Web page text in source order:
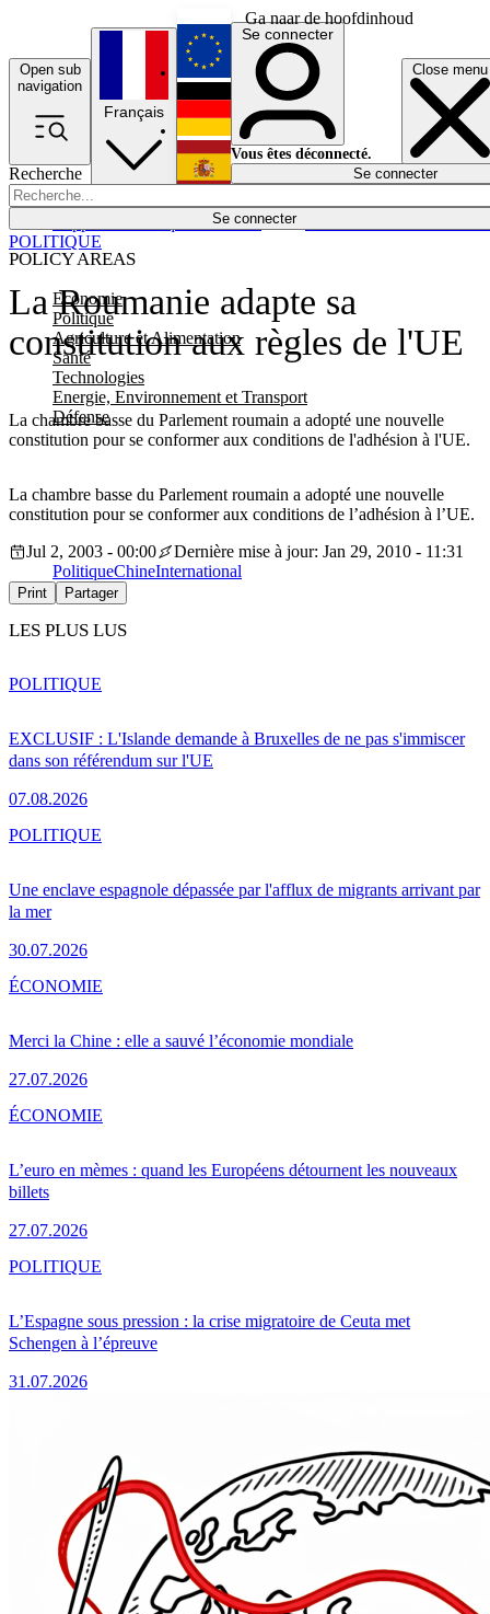
Ga naar de hoofdinhoud
Open sub
navigation
Close menu
Recherche
Se connecter
POLICY AREAS
Economie
Politique
Agriculture et Alimentation
Santé
Technologies
Energie, Environnement et Transport
Défense
Économie
Français
English
Deutsch
Español
Se connecter
Vous êtes déconnecté.
Se connecter
La Roumanie adapte sa
constitution aux règles de l'UE
La chambre basse du Parlement roumain a adopté une nouvelle
constitution pour se conformer aux conditions de l'adhésion à l'UE.
POLITIQUE
La chambre basse du Parlement roumain a adopté une nouvelle
constitution pour se conformer aux conditions de l’adhésion à l’UE.
Jul 2, 2003 - 00:00
Dernière mise à jour: Jan 29, 2010 - 11:31
PolitiqueChineInternational
Print Partager
LES PLUS LUS
EXCLUSIF : L'Islande demande à Bruxelles de ne pas s'immiscer
dans son référendum sur l'UE
07.08.2026
POLITIQUE
Une enclave espagnole dépassée par l'afflux de migrants arrivant par
la mer
30.07.2026
POLITIQUE
Merci la Chine : elle a sauvé l’économie mondiale
27.07.2026
ÉCONOMIE
L’euro en mèmes : quand les Européens détournent les nouveaux
billets
27.07.2026
ÉCONOMIE
L’Espagne sous pression : la crise migratoire de Ceuta met
Schengen à l’épreuve
31.07.2026
POLITIQUE